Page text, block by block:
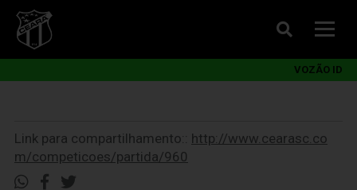
VOZÃO ID
Link para compartilhamento:: http://www.cearasc.co
m/competicoes/partida/960